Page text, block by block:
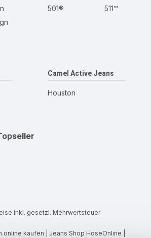
501® 511™
Camel Active Jeans
Houston
inkl. gesetzl. Mehrwertsteuer
online kaufen | Jeans Shop HoseOnline |